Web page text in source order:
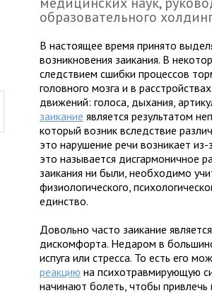
образовательного
В настоящее время принято
возникновения заикания. В
следствием сшибки процессов
головного мозга и в
движений: голоса, дыхания,
заикание является результатом
который возник вследствие
это нарушение речи возникает
это называется дисгармоничное
заикания ни были, необходимо
физиологического,
единство.
Довольно часто заикание
дискомфорта. Недаром в
испуга или стресса. То есть его
реакцию на психотравмирующую
начинают болеть, чтобы